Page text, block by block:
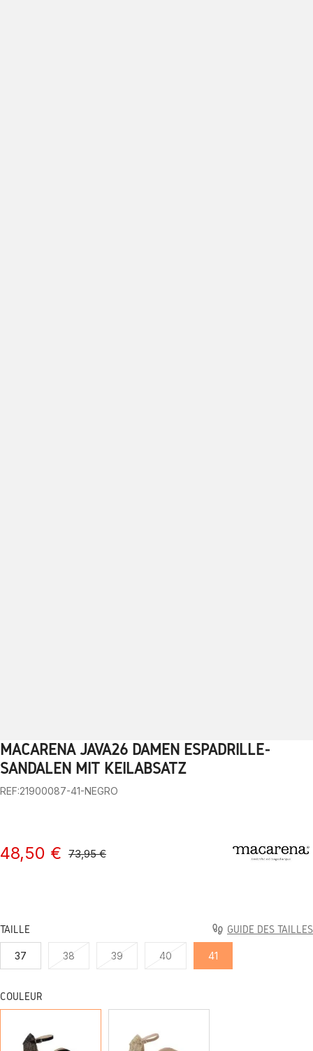
1 2 3 4 5 6 7 8 9 10
MACARENA JAVA26 DAMEN ESPADRILLE-
SANDALEN MIT KEILABSATZ
REF:21900087-41-NEGRO
48,50 € 73,95 €
TAILLE GUIDE DES TAILLES
37 38 39 40 41
COULEUR